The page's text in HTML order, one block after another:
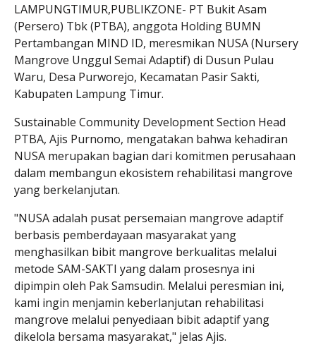
LAMPUNGTIMUR,PUBLIKZONE- PT Bukit Asam
(Persero) Tbk (PTBA), anggota Holding BUMN
Pertambangan MIND ID, meresmikan NUSA (Nursery
Mangrove Unggul Semai Adaptif) di Dusun Pulau
Waru, Desa Purworejo, Kecamatan Pasir Sakti,
Kabupaten Lampung Timur.
Sustainable Community Development Section Head
PTBA, Ajis Purnomo, mengatakan bahwa kehadiran
NUSA merupakan bagian dari komitmen perusahaan
dalam membangun ekosistem rehabilitasi mangrove
yang berkelanjutan.
"NUSA adalah pusat persemaian mangrove adaptif
berbasis pemberdayaan masyarakat yang
menghasilkan bibit mangrove berkualitas melalui
metode SAM-SAKTI yang dalam prosesnya ini
dipimpin oleh Pak Samsudin. Melalui peresmian ini,
kami ingin menjamin keberlanjutan rehabilitasi
mangrove melalui penyediaan bibit adaptif yang
dikelola bersama masyarakat," jelas Ajis.